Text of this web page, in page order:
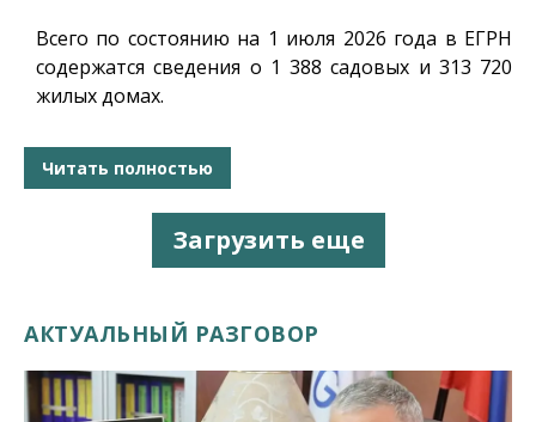
Всего по состоянию на 1 июля 2026 года в ЕГРН
содержатся сведения о 1 388 садовых и 313 720
жилых домах.
Читать полностью
Загрузить еще
АКТУАЛЬНЫЙ РАЗГОВОР